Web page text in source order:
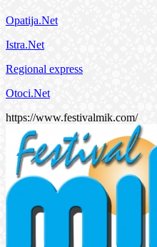
Opatija.Net
Istra.Net
Regional express
Otoci.Net
https://www.festivalmik.com/